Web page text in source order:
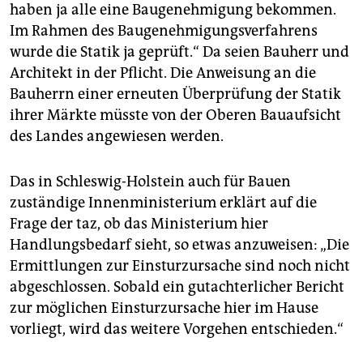
haben ja alle eine Baugenehmigung bekommen.
Im Rahmen des Baugenehmigungsverfahrens
wurde die Statik ja geprüft.“ Da seien Bauherr und
Architekt in der Pflicht. Die Anweisung an die
Bauherrn einer erneuten Überprüfung der Statik
ihrer Märkte müsste von der Oberen Bauaufsicht
des Landes angewiesen werden.
Das in Schleswig-Holstein auch für Bauen
zuständige Innenministerium erklärt auf die
Frage der taz, ob das Ministerium hier
Handlungsbedarf sieht, so etwas anzuweisen: „Die
Ermittlungen zur Einsturzursache sind noch nicht
abgeschlossen. Sobald ein gutachterlicher Bericht
zur möglichen Einsturzursache hier im Hause
vorliegt, wird das weitere Vorgehen entschieden.“